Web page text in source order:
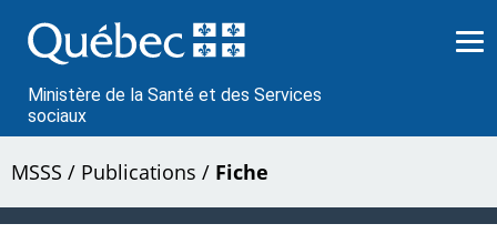
au
contenu
Ministère de la Santé et des Services
sociaux
MSSS / Publications / Fiche